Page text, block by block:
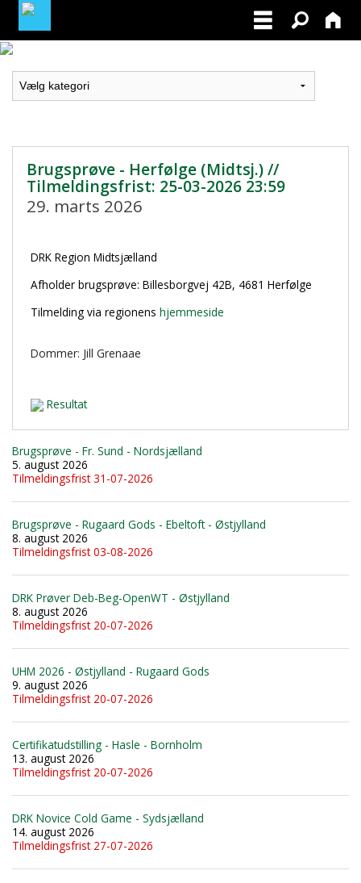
LOGIN / PROFIL
Brugsprøve - Herfølge (Midtsj.) //
Tilmeldingsfrist: 25-03-2026 23:59
29. marts 2026
DRK Region Midtsjælland
Afholder brugsprøve: Billesborgvej 42B, 4681 Herfølge
Tilmelding via regionens hjemmeside
Dommer: Jill Grenaae
Resultat
Brugsprøve - Fr. Sund - Nordsjælland
5. august 2026
Tilmeldingsfrist 31-07-2026
Brugsprøve - Rugaard Gods - Ebeltoft - Østjylland
8. august 2026
Tilmeldingsfrist 03-08-2026
DRK Prøver Deb-Beg-OpenWT - Østjylland
8. august 2026
Tilmeldingsfrist 20-07-2026
UHM 2026 - Østjylland - Rugaard Gods
9. august 2026
Tilmeldingsfrist 20-07-2026
Certifikatudstilling - Hasle - Bornholm
13. august 2026
Tilmeldingsfrist 20-07-2026
DRK Novice Cold Game - Sydsjælland
14. august 2026
Tilmeldingsfrist 27-07-2026